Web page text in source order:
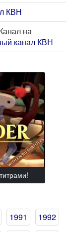
КВН
на
канал КВН
1991
1992